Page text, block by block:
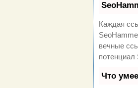
Каждая
вечные
потенциал
Что